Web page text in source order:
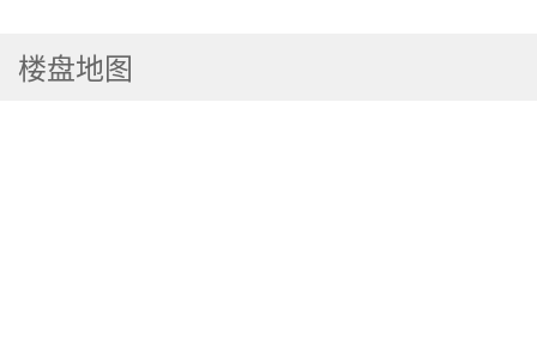
楼盘地图